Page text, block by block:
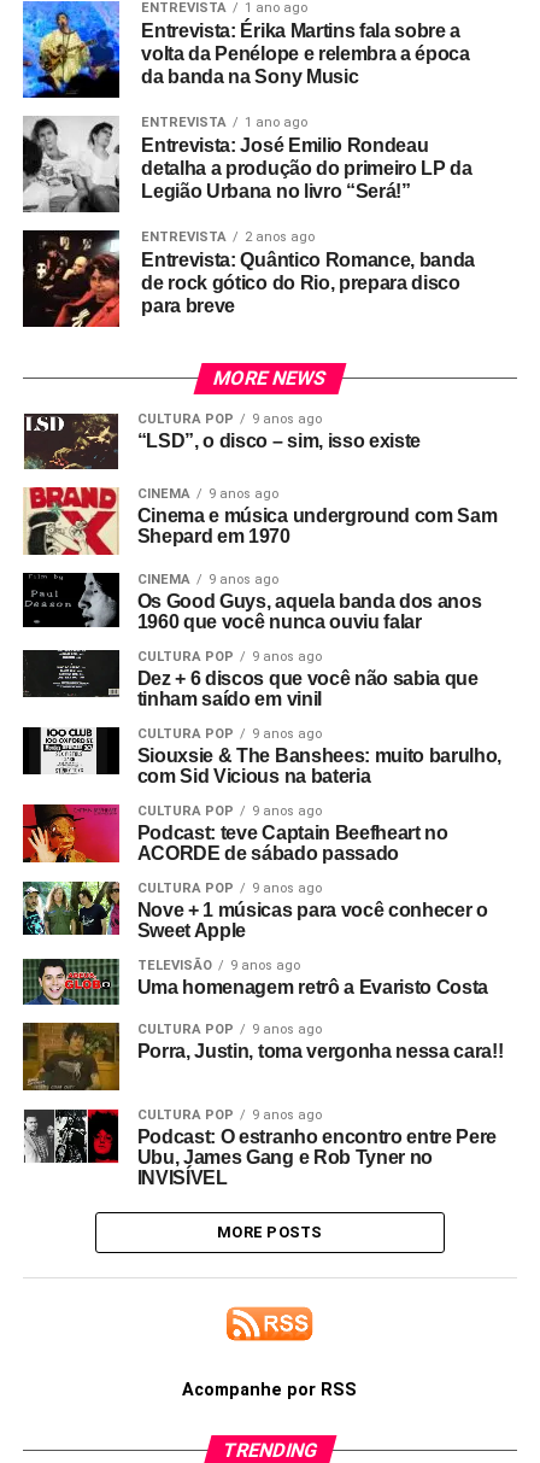
ENTREVISTA 1 ano ago
Entrevista: Érika Martins fala sobre a
volta da Penélope e relembra a época
da banda na Sony Music
ENTREVISTA 1 ano ago
Entrevista: José Emilio Rondeau
detalha a produção do primeiro LP da
Legião Urbana no livro “Será!”
ENTREVISTA 2 anos ago
Entrevista: Quântico Romance, banda
de rock gótico do Rio, prepara disco
para breve
MORE NEWS
CULTURA POP 9 anos ago
“LSD”, o disco – sim, isso existe
CINEMA 9 anos ago
Cinema e música underground com Sam
Shepard em 1970
CINEMA 9 anos ago
Os Good Guys, aquela banda dos anos
1960 que você nunca ouviu falar
CULTURA POP 9 anos ago
Dez + 6 discos que você não sabia que
tinham saído em vinil
CULTURA POP 9 anos ago
Siouxsie & The Banshees: muito barulho,
com Sid Vicious na bateria
CULTURA POP 9 anos ago
Podcast: teve Captain Beefheart no
ACORDE de sábado passado
CULTURA POP 9 anos ago
Nove + 1 músicas para você conhecer o
Sweet Apple
TELEVISÃO 9 anos ago
Uma homenagem retrô a Evaristo Costa
CULTURA POP 9 anos ago
Porra, Justin, toma vergonha nessa cara!!
CULTURA POP 9 anos ago
Podcast: O estranho encontro entre Pere
Ubu, James Gang e Rob Tyner no
INVISÍVEL
MORE POSTS
Acompanhe por RSS
TRENDING